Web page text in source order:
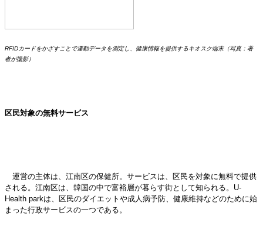
RFIDカードをかざすことで運動データを測定し、健康情報を提供するキオスク端末（写真：著
者が撮影）
区民対象の無料サービス
運営の主体は、江南区の保健所。サービスは、区民を対象に無料で提供
される。江南区は、韓国の中で富裕層が暮らす街として知られる。U-
Health parkは、区民のダイエットや成人病予防、健康維持などのために始
まった行政サービスの一つである。